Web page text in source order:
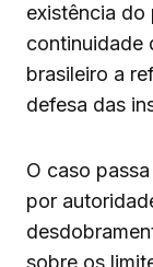
existência do
continuidade
brasileiro a
defesa das
O caso
por
sobre os